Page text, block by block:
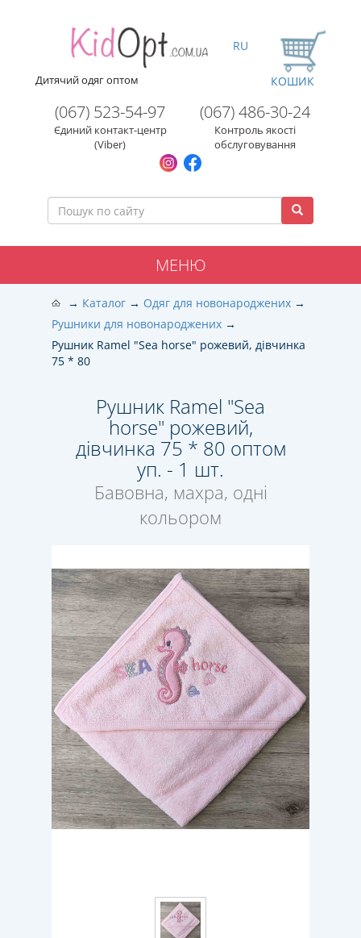
Дитячий одяг оптом
(067) 523-54-97
Єдиний контакт-центр
(Viber)
(067) 486-30-24
Контроль якості
обслуговування
RU
КОШИК
МЕНЮ
Каталог
Одяг для новонароджених
Рушники для новонароджених
Рушник Ramel "Sea horse" рожевий, дівчинка
75 * 80
Рушник Ramel "Sea
horse" рожевий,
дівчинка 75 * 80 оптом
уп. - 1 шт.
Бавовна, махра, одні
кольором